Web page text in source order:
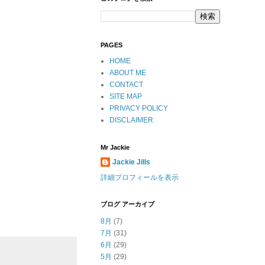
PAGES
HOME
ABOUT ME
CONTACT
SITE MAP
PRIVACY POLICY
DISCLAIMER
Mr Jackie
Jackie Jills
詳細プロフィールを表示
ブログ アーカイブ
8月 (7)
7月 (31)
6月 (29)
5月 (29)